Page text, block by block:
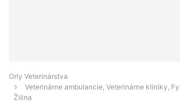
Orly Veterinárstva
Veterinárne ambulancie, Veterinárne kliniky,
Žilina